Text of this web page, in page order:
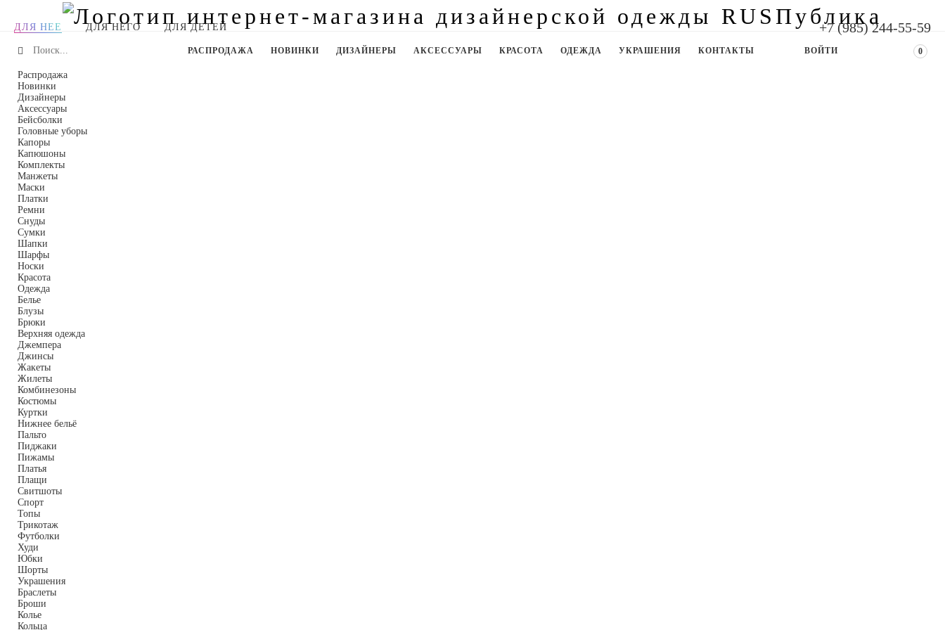
ДЛЯ НЕЕ ДЛЯ НЕГО ДЛЯ ДЕТЕЙ +7 (985) 244-55-59
0
ВОЙТИ
РАСПРОДАЖА НОВИНКИ ДИЗАЙНЕРЫ АКСЕССУАРЫ КРАСОТА ОДЕЖДА УКРАШЕНИЯ КОНТАКТЫ
Распродажа
Новинки
Дизайнеры
Аксессуары
Бейсболки
Головные уборы
Капоры
Капюшоны
Комплекты
Манжеты
Маски
Платки
Ремни
Снуды
Сумки
Шапки
Шарфы
Носки
Красота
Одежда
Белье
Блузы
Брюки
Верхняя одежда
Джемпера
Джинсы
Жакеты
Жилеты
Комбинезоны
Костюмы
Куртки
Нижнее бельё
Пальто
Пиджаки
Пижамы
Платья
Плащи
Свитшоты
Спорт
Топы
Трикотаж
Футболки
Худи
Юбки
Шорты
Украшения
Браслеты
Броши
Колье
Кольца